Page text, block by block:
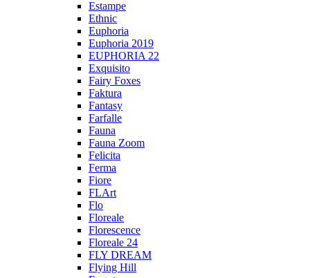
Estampe
Ethnic
Euphoria
Euphoria 2019
EUPHORIA 22
Exquisito
Fairy Foxes
Faktura
Fantasy
Farfalle
Fauna
Fauna Zoom
Felicita
Ferma
Fiore
FLArt
Flo
Floreale
Florescence
Floreale 24
FLY DREAM
Flying Hill